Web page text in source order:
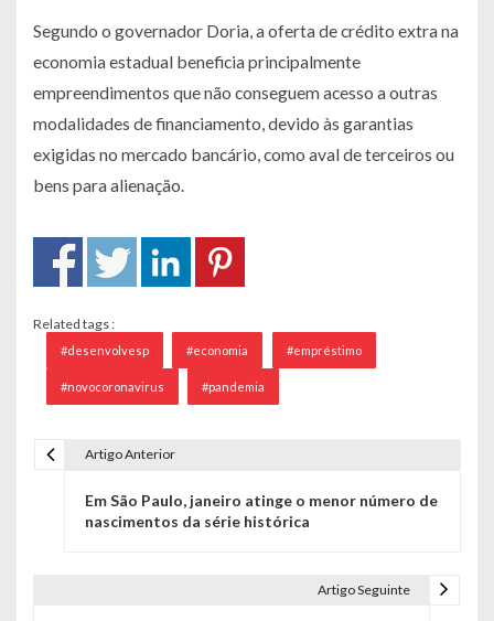
Segundo o governador Doria, a oferta de crédito extra na
economia estadual beneficia principalmente
empreendimentos que não conseguem acesso a outras
modalidades de financiamento, devido às garantias
exigidas no mercado bancário, como aval de terceiros ou
bens para alienação.
Related tags :
#desenvolvesp #economia #empréstimo
#novocoronavirus #pandemia
Artigo Anterior
Em São Paulo, janeiro atinge o menor número de
nascimentos da série histórica
Artigo Seguinte